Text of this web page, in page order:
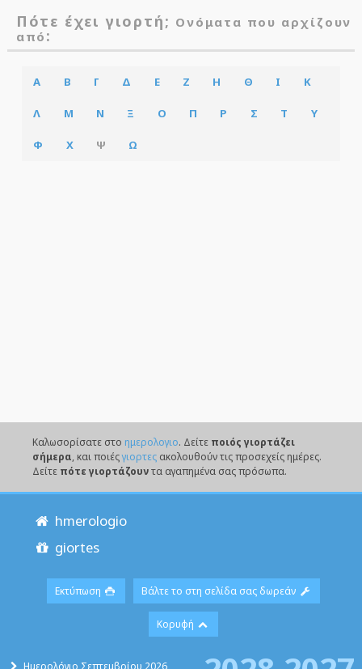
Πότε έχει γιορτή; Ονόματα που αρχίζουν
από :
Α Β Γ Δ Ε Ζ Η Θ Ι Κ
Λ Μ Ν Ξ Ο Π Ρ Σ Τ Υ
Φ Χ Ψ Ω
Καλωσορίσατε στο ημερολογιο. Δείτε ποιός γιορτάζει
σήμερα, και ποιέςγιορτεςακολουθούν τις προσεχείς ημέρες.
Δείτε πότε γιορτάζουντα αγαπημένα σας πρόσωπα.
hmerologio
giortes
Εκτύπωση Βάλτε το στη σελίδα σας δωρεάν
Κορυφή